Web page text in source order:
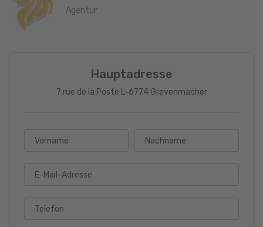
Agentur
Hauptadresse
7 rue de la Poste L-6774 Grevenmacher
Vorname Nachname
E-Mail-Adresse
Telefon